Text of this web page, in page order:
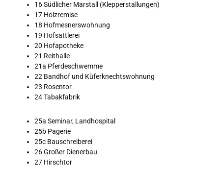
16 Südlicher Marstall (Klepperstallungen)
17 Holzremise
18 Hofmesnerswohnung
19 Hofsattlerei
20 Hofapotheke
21 Reithalle
21a Pferdeschwemme
22 Bandhof und Küferknechtswohnung
23 Rosentor
24 Tabakfabrik
25a Seminar, Landhospital
25b Pagerie
25c Bauschreiberei
26 Großer Dienerbau
27 Hirschtor